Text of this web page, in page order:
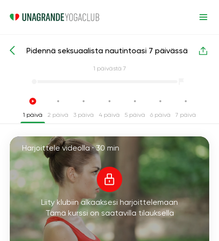
Intensiiviset joogakurssit Seksi
Pidennä seksuaalista nautintoasi 7 päivässä
1 päivästä 7
1 päivä 2 päivä 3 päivä 4 päivä 5 päivä 6 päivä 7 päivä
Harjoittele videolla ·30 min
Liity klubiin alkaaksesi harjoittelemaan
Tämä kurssi on saatavilla tilauksella